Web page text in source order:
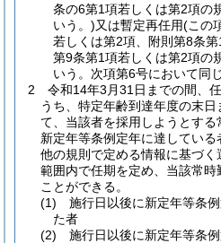
条の6第1項若しくは第2項の
いう。)又は暫定再任用(この
若しくは第2項、附則第8条
第9条第1項若しくは第2項の
いう。次項第6号において同
2
令和14年3月31日までの間、
うち、特定年齢到達年度の末
て、当該者を採用しようとす
新定年等条例定年に達してい
他の規則で定める情報に基づ
範囲内で任期を定め、当該常
ことができる。
(1)
施行日以後に新定年等条
た者
(2)
施行日以後に新定年等条